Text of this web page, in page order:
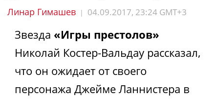
Линар Гимашев | 04.09.2017, 23:24 GMT+3
Звезда «Игры престолов»
Николай Костер-Вальдау рассказал,
что он ожидает от своего
персонажа Джейме Ланнистера в